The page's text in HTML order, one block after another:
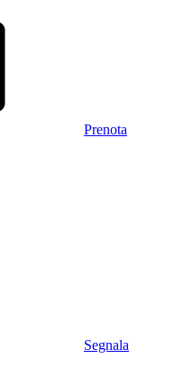
Prenota
Segnala